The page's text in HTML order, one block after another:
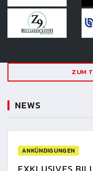
ZUM
NEWS
ANKÜNDIGUNGEN